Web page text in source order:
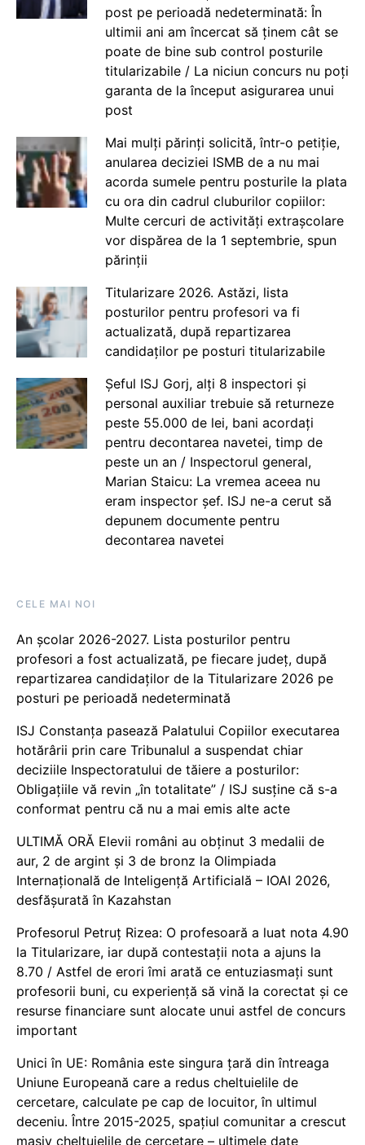
post pe perioadă nedeterminată: În
ultimii ani am încercat să ținem cât se
poate de bine sub control posturile
titularizabile / La niciun concurs nu poți
garanta de la început asigurarea unui
post
Mai mulți părinți solicită, într-o petiție,
anularea deciziei ISMB de a nu mai
acorda sumele pentru posturile la plata
cu ora din cadrul cluburilor copiilor:
Multe cercuri de activități extrașcolare
vor dispărea de la 1 septembrie, spun
părinții
Titularizare 2026. Astăzi, lista
posturilor pentru profesori va fi
actualizată, după repartizarea
candidaților pe posturi titularizabile
Șeful ISJ Gorj, alți 8 inspectori și
personal auxiliar trebuie să returneze
peste 55.000 de lei, bani acordați
pentru decontarea navetei, timp de
peste un an / Inspectorul general,
Marian Staicu: La vremea aceea nu
eram inspector șef. ISJ ne-a cerut să
depunem documente pentru
decontarea navetei
CELE MAI NOI
An școlar 2026-2027. Lista posturilor pentru
profesori a fost actualizată, pe fiecare județ, după
repartizarea candidaților de la Titularizare 2026 pe
posturi pe perioadă nedeterminată
ISJ Constanța pasează Palatului Copiilor executarea
hotărârii prin care Tribunalul a suspendat chiar
deciziile Inspectoratului de tăiere a posturilor:
Obligațiile vă revin „în totalitate” / ISJ susține că s-a
conformat pentru că nu a mai emis alte acte
ULTIMĂ ORĂ Elevii români au obținut 3 medalii de
aur, 2 de argint și 3 de bronz la Olimpiada
Internațională de Inteligență Artificială – IOAI 2026,
desfășurată în Kazahstan
Profesorul Petruț Rizea: O profesoară a luat nota 4.90
la Titularizare, iar după contestații nota a ajuns la
8.70 / Astfel de erori îmi arată ce entuziasmați sunt
profesorii buni, cu experiență să vină la corectat și ce
resurse financiare sunt alocate unui astfel de concurs
important
Unici în UE: România este singura țară din întreaga
Uniune Europeană care a redus cheltuielile de
cercetare, calculate pe cap de locuitor, în ultimul
deceniu. Între 2015-2025, spațiul comunitar a crescut
masiv cheltuielile de cercetare – ultimele date